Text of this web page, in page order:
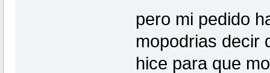
pero mi pedido
mopodrias decir
hice para que